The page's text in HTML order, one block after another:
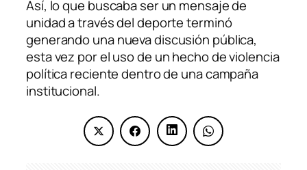
Así, lo que buscaba ser un mensaje de
unidad a través del deporte terminó
generando una nueva discusión pública,
esta vez por el uso de un hecho de violencia
política reciente dentro de una campaña
institucional.